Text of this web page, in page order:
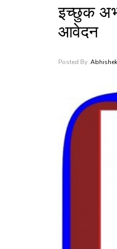
इच्छुक
आवेदन
Posted By: